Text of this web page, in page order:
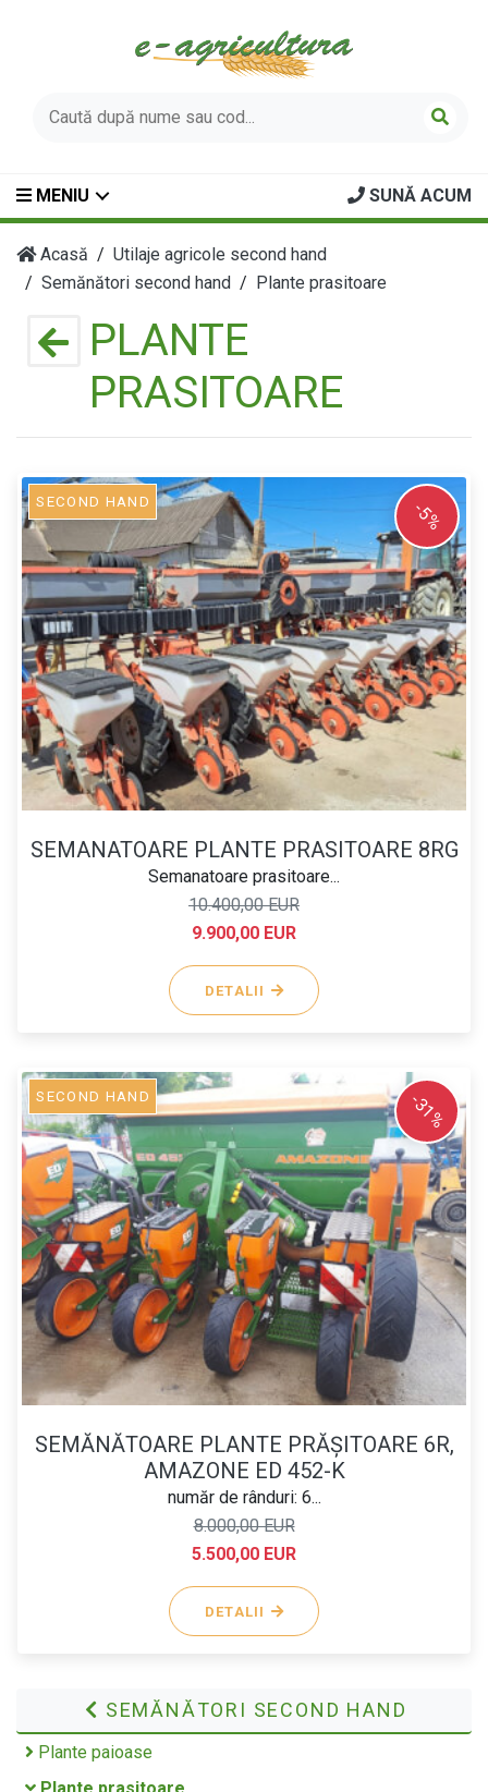
MENIU SUNĂ ACUM
Acasă
Utilaje agricole second hand
Semănători second hand
Plante prasitoare
PLANTE
PRASITOARE
SEMANATOARE PLANTE PRASITOARE 8RG
Semanatoare prasitoare...
-5%
10.400,00 EUR
9.900,00 EUR
SECOND HAND
DETALII
SEMĂNĂTOARE PLANTE PRĂŞITOARE 6R,
AMAZONE ED 452-K
număr de rânduri: 6...
-31%
8.000,00 EUR
5.500,00 EUR
SECOND HAND
DETALII
SEMĂNĂTORI SECOND HAND
Plante paioase